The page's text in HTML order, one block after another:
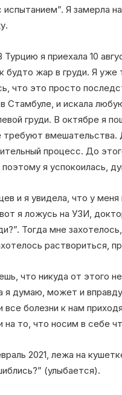
Я замерла
я приехала 10
жар в груди. Я уже
что это просто
Стамбуле, и искала
груди. В октябре я
вмешательства.
процесс. До
я успокоилась,
и я увидела, что у меня
я ложусь на УЗИ,
Тогда мне
раствориться,
что никуда от этого
я думаю, может и
все болезни к нам
на то, что носим в себе
2021, лежа на
(улыбается).